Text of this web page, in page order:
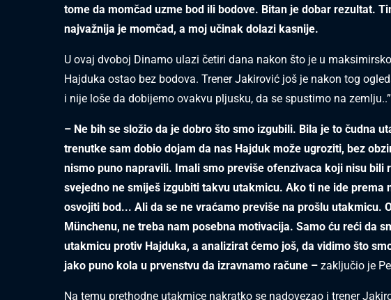
tome da momčad uzme bod ili bodove. Bitan je dobar rezultat.
najvažnija je momčad, a moj učinak dolazi kasnije.
U ovaj dvoboj Dinamo ulazi četiri dana nakon što je u
Hajduka ostao bez bodova. Trener Jakirović još je nakon tog
i nije loše da dobijemo ovakvu pljusku, da se spustimo na zemlju..”
– Ne bih se složio da je dobro što smo izgubili. Bila je to čudna
trenutke sam dobio dojam da nas Hajduk može ugroziti, bez
nismo puno napravili. Imali smo previše ofenzivaca koji nisu bili
svejedno ne smiješ izgubiti takvu utakmicu. Ako ti ne ide prema
osvojiti bod... Ali da se ne vraćamo previše na prošlu utakmicu.
Münchenu, ne treba nam posebna motivacija. Samo ću reći da
utakmicu protiv Hajduka, a analizirat ćemo još, da vidimo što
jako puno kola u prvenstvu da izravnamo račune – zaključio je
Na temu prethodne utakmice nakratko se nadovezao i trener